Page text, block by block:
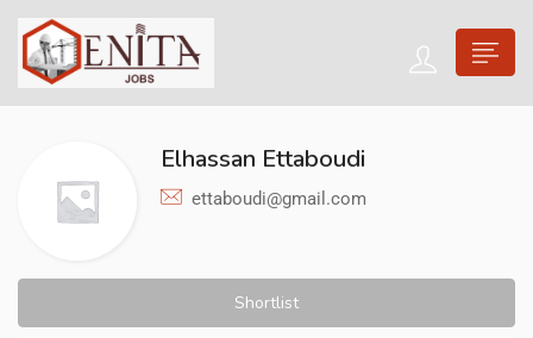
Elhassan Ettaboudi
ettaboudi@gmail.com
Shortlist